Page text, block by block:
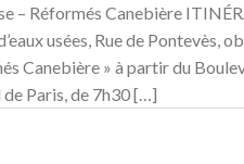
– Réformés Canebière
usées, Rue de
Canebière » à partir du
Paris, de 7h30 […]